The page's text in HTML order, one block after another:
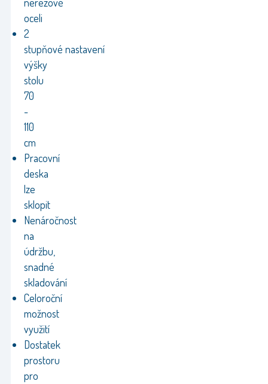
oceli
2
stupňové nastavení
výšky
stolu
70
-
110
cm
Pracovní
deska
lze
sklopit
Nenáročnost
na
údržbu,
snadné
skladování
Celoroční
možnost
využití
Dostatek
prostoru
pro